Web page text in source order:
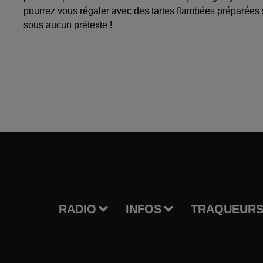
pourrez vous régaler avec des tartes flambées
sous aucun prétexte !
RADIO INFOS